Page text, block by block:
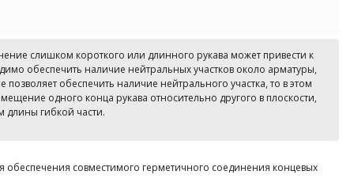
слишком короткого или длинного рукава может привести к
обеспечить наличие нейтральных участков около арматуры,
обеспечить наличие нейтрального участка, то в этом
одного конца рукава относительно другого в плоскости,
длины гибкой части.
совместимого герметичного соединения концевых